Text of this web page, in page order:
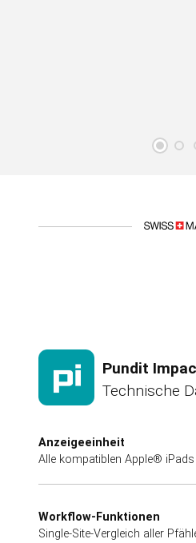
Pundit
Technische
Anzeigeeinheit
Alle kompatiblen Apple® iPads
Workflow-Funktionen
Single-Site-Vergleich aller